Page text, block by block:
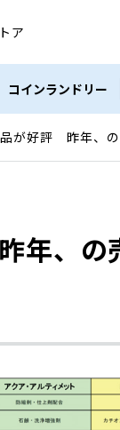
ア
コインランドリー
が好評 昨年、
、の